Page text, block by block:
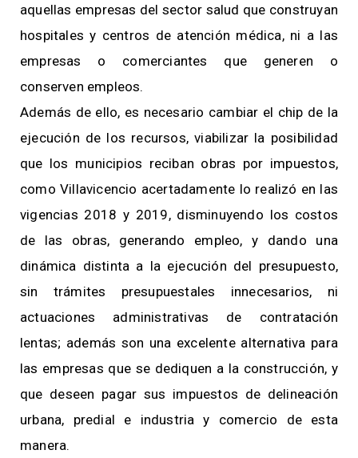
aquellas empresas del sector salud que construyan
hospitales y centros de atención médica, ni a las
empresas o comerciantes que generen o
conserven empleos.
Además de ello, es necesario cambiar el chip de la
ejecución de los recursos, viabilizar la posibilidad
que los municipios reciban obras por impuestos,
como Villavicencio acertadamente lo realizó en las
vigencias 2018 y 2019, disminuyendo los costos
de las obras, generando empleo, y dando una
dinámica distinta a la ejecución del presupuesto,
sin trámites presupuestales innecesarios, ni
actuaciones administrativas de contratación
lentas; además son una excelente alternativa para
las empresas que se dediquen a la construcción, y
que deseen pagar sus impuestos de delineación
urbana, predial e industria y comercio de esta
manera.